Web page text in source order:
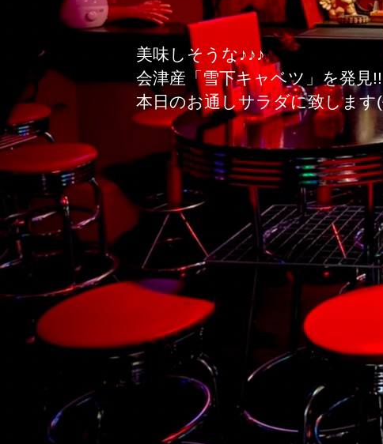
美味しそうな♪♪♪
会津産「雪下キャベツ」を発見!!
本日のお通しサラダに致します